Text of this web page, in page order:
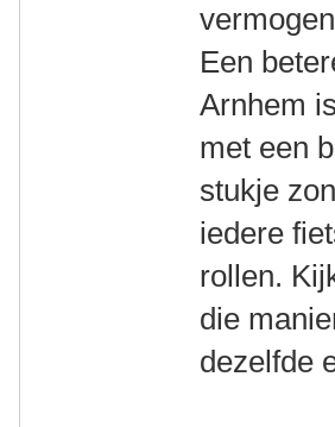
Een
Arnhem
met een
stukje
iedere
rollen.
die
dezelfde